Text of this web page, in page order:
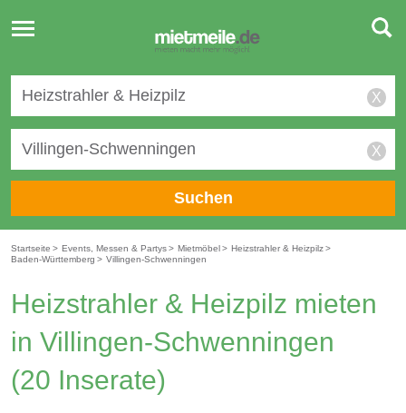
Toggle
navigation
X
X
Suchen
Startseite > Events, Messen & Partys> Mietmöbel> Heizstrahler & Heizpilz>
Baden-Württemberg > Villingen-Schwenningen
Heizstrahler & Heizpilz mieten
in Villingen-Schwenningen
(20 Inserate)